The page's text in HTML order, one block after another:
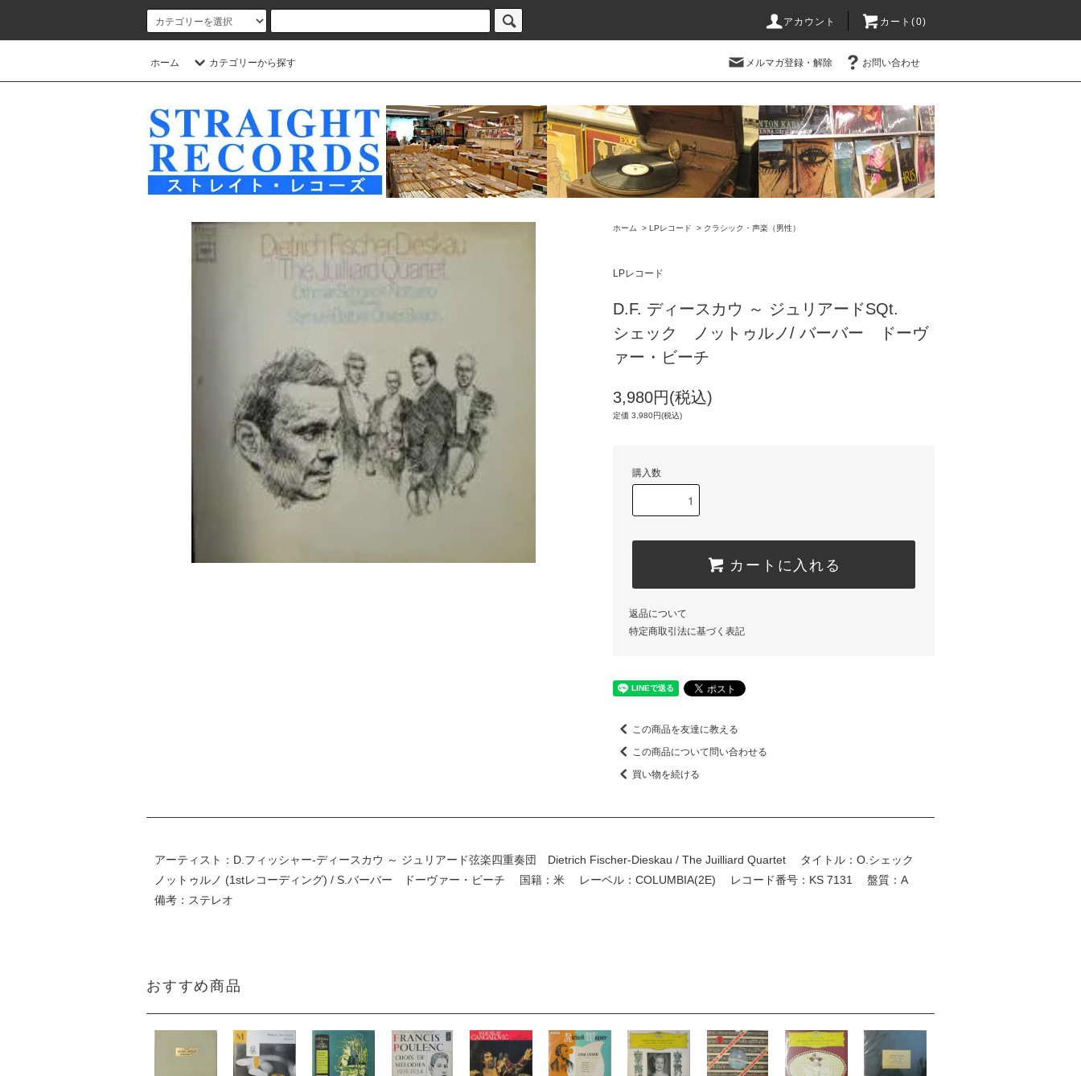
アカウント カート(0)
ホーム カテゴリーから探す メルマガ登録・解除 お問い合わせ
ホーム > LPレコード > クラシック・声楽（男性）
LPレコード
D.F. ディースカウ ～ ジュリアードSQt.
シェック ノットゥルノ/ バーバー ドーヴ
ァー・ビーチ
3,980円(税込)
定価 3,980円(税込)
購入数
カートに入れる
返品について
特定商取引法に基づく表記
この商品を友達に教える
この商品について問い合わせる
買い物を続ける
アーティスト：D.フィッシャー-ディースカウ ～ ジュリアード弦楽四重奏団 Dietrich Fischer-Dieskau / The Juilliard Quartet タイトル：O.シェック
ノットゥルノ (1stレコーディング) / S.バーバー ドーヴァー・ビーチ 国籍：米 レーベル：COLUMBIA(2E) レコード番号：KS 7131 盤質：A
備考：ステレオ
おすすめ商品